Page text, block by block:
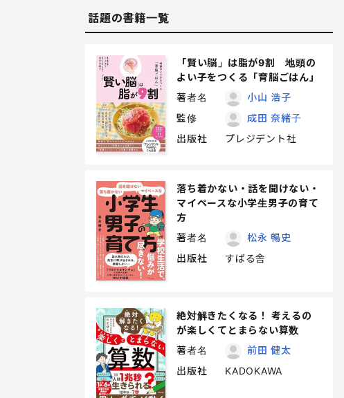
話題の書籍一覧
「賢い脳」は脂が9割 地頭の
よい子をつくる「育脳ごはん」
著者名
小山 浩子
監修
成田 奈緒子
出版社
プレジデント社
落ち着かない・話を聞けない・
マイペースな小学生男子の育て
方
著者名
松永 暢史
出版社
すばる舎
絶対解きたくなる！ 考えるの
が楽しくてとまらない算数
著者名
前田 健太
出版社
KADOKAWA